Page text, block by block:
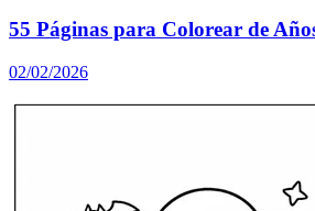
55 Páginas para Colorear de
02/02/2026